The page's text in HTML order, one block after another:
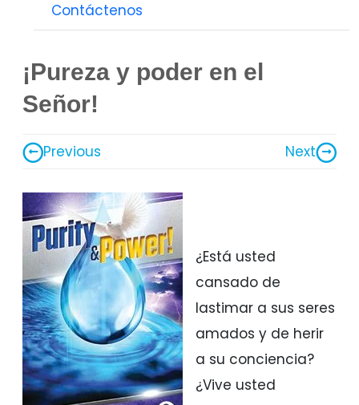
Contáctenos
¡Pureza y poder en el
Señor!
Previous Next
¿Está usted
cansado de
lastimar a sus seres
amados y de herir
a su conciencia?
¿Vive usted